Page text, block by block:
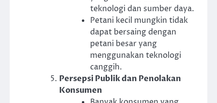
teknologi dan sumber daya.
Petani kecil mungkin tidak
dapat bersaing dengan
petani besar yang
menggunakan teknologi
canggih.
Persepsi Publik dan Penolakan
Konsumen